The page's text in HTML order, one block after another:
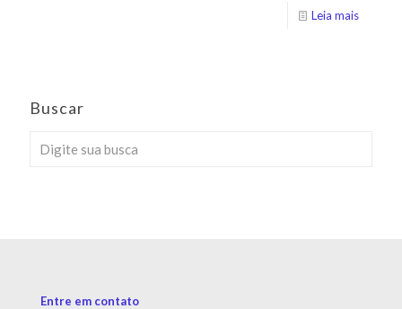
Leia mais
Buscar
Entre em contato